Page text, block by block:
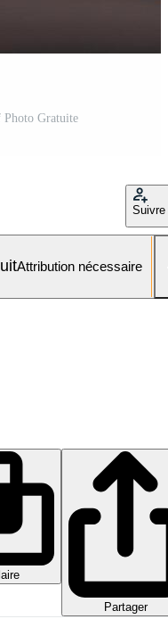
Gratuite
Suivre
Attribution nécessaire
Partager